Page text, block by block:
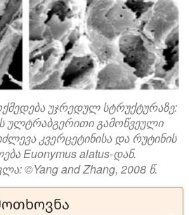
უჯრედულ სტრუქტურაზე:
ულტრაბგერითი გამოწვეული
კვერცეტინისა და რუტინის
Euonymus alatus-დან.
©Yang and Zhang, 2008 წ.